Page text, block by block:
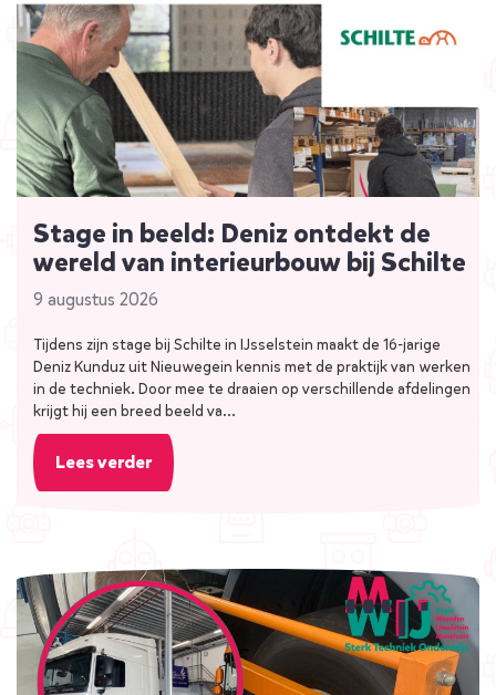
Stage in beeld: Deniz ontdekt de
wereld van interieurbouw bij Schilte
9 augustus 2026
Tijdens zijn stage bij Schilte in IJsselstein maakt de 16-jarige
Deniz Kunduz uit Nieuwegein kennis met de praktijk van werken
in de techniek. Door mee te draaien op verschillende afdelingen
krijgt hij een breed beeld va…
Lees verder